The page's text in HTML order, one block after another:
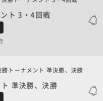
ト 3・4回戦
準決勝、決勝
ーナメント 準決勝、決勝